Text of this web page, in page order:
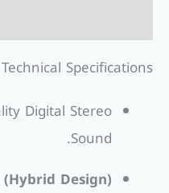
Technical Specifications
Digital Stereo
Sound.
Design):